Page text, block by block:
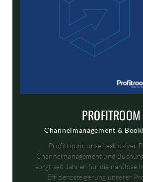
PROFITROOM
Channelmanagement &
Profitroom, unser exklusiver
Channelmanagement und
sorgt seit Jahren für die nahtlose
Effizienzsteigerung unserer